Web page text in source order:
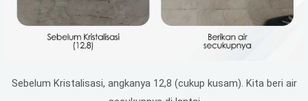
Sebelum Kristalisasi, angkanya 12,8 (cukup kusam). Kita beri air